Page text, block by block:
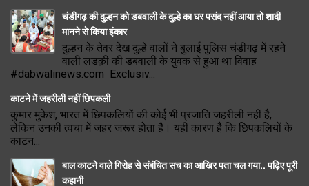
चंडीगढ़ की दुल्हन को डबवाली के दुल्हे का घर पसंद नहीं आया तो शादी
मानने से किया इंकार
दुल्हन के तेवर देख दुल्हे वालों ने बुलाई पुलिस चंडीगढ़ में रहने
वाली लडक़ी की डबवाली के युवक से हुआ था विवाह
#dabwalinews.com Exclusiv...
काटने में जहरीली नहीं छिपकली
कुमार मुकेश, भारत में छिपकलियों की कोई भी प्रजाति जहरीली नहीं है,
लेकिन उनकी त्वचा में जहर जरूर होता है। यही कारण है कि छिपकलियों के
काटन...
बाल काटने वाले गिरोह से संबंधित सच का आखिर पता चल गया.. पढ़िए पूरी
कहानी